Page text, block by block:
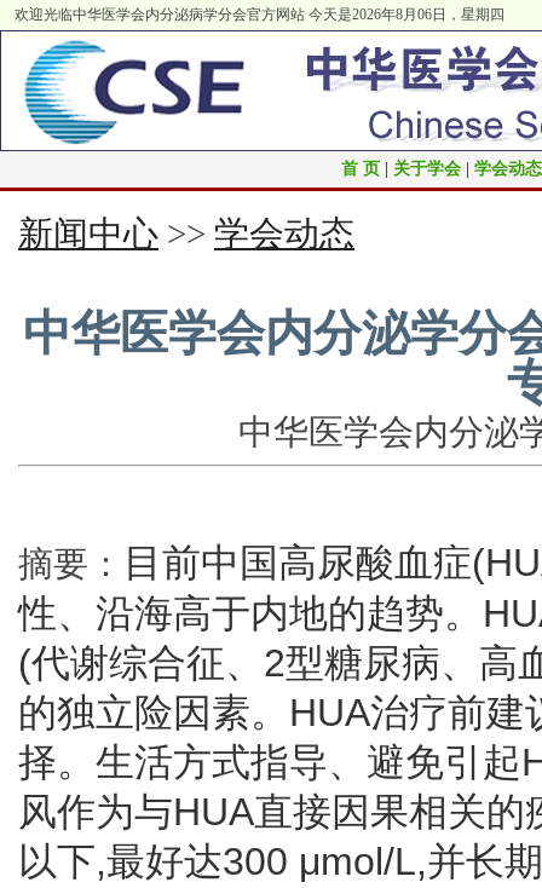
欢迎光临中华医学会内分泌病学分会官方网站 今天是2026年8月06日，星期四
首 页 关于学会 学会动态
新闻中心 >> 学会动态
中华医学会内分泌学分
中华医学会内分泌
摘要： 目前中国高尿酸血症
性、沿海高于内地的趋势。
(代谢综合征、2型糖尿病、高
的独立险因素。HUA治疗前
择。生活方式指导、避免引起
风作为与HUA直接因果相关
以下,最好达300 μmol/L,并长